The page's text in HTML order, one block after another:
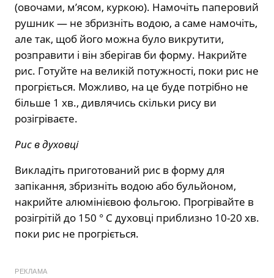
(овочами, м’ясом, куркою). Намочіть паперовий
рушник — не збризніть водою, а саме намочіть,
але так, щоб його можна було викрутити,
розправити і він зберігав би форму. Накрийте
рис. Готуйте на великій потужності, поки рис не
прогріється. Можливо, на це буде потрібно не
більше 1 хв., дивлячись скільки рису ви
розігріваєте.
Рис в духовці
Викладіть приготований рис в форму для
запікання, збризніть водою або бульйоном,
накрийте алюмінієвою фольгою. Прогрівайте в
розігрітій до 150 ° С духовці приблизно 10-20 хв.
поки рис не прогріється.
РЕКЛАМА